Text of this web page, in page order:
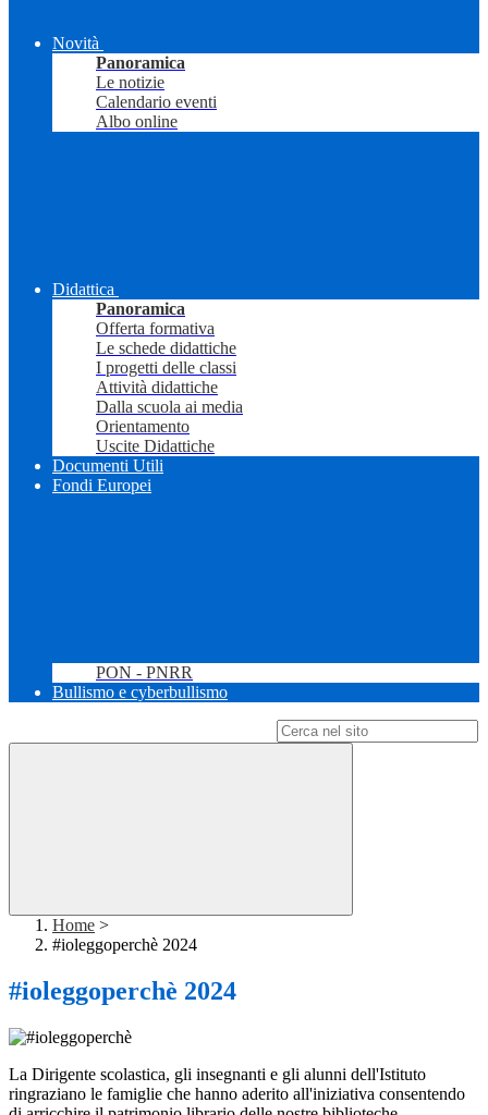
Novità
Panoramica
Le notizie
Calendario eventi
Albo online
Didattica
Panoramica
Offerta formativa
Le schede didattiche
I progetti delle classi
Attività didattiche
Dalla scuola ai media
Orientamento
Uscite Didattiche
Documenti Utili
Fondi Europei
PON - PNRR
Bullismo e cyberbullismo
Home >
#ioleggoperchè 2024
#ioleggoperchè 2024
La Dirigente scolastica, gli insegnanti e gli alunni dell'Istituto
ringraziano le famiglie che hanno aderito all'iniziativa consentendo